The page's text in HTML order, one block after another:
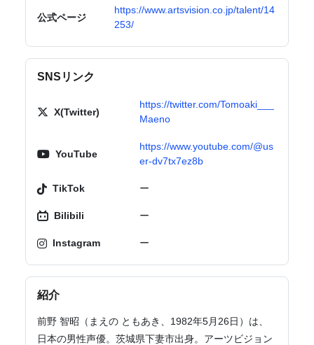
公式ページ
https://www.artsvision.co.jp/talent/14
253/
SNSリンク
X(Twitter)
https://twitter.com/Tomoaki___
Maeno
YouTube
https://www.youtube.com/@us
er-dv7tx7ez8b
TikTok ー
Bilibili ー
Instagram ー
紹介
前野 智昭（まえの ともあき、1982年5月26日）は、
日本の男性声優。茨城県下妻市出身。アーツビジョン